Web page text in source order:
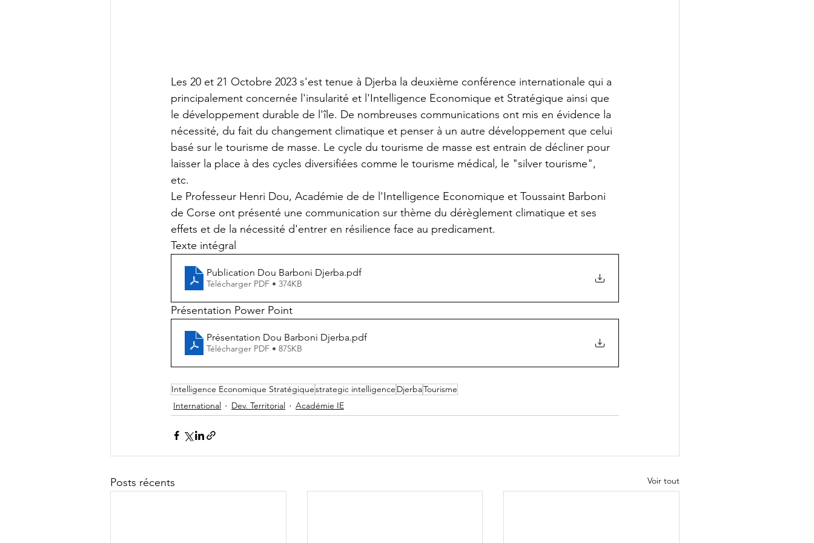
Les 20 et 21 Octobre 2023 s'est tenue à Djerba la deuxième conférence internationale qui a
principalement concernée l'insularité et l'Intelligence Economique et Stratégique ainsi que
le développement durable de l'île. De nombreuses communications ont mis en évidence la
nécessité, du fait du changement climatique et penser à un autre développement que celui
basé sur le tourisme de masse. Le cycle du tourisme de masse est entrain de décliner pour
laisser la place à des cycles diversifiées comme le tourisme médical, le "silver tourisme",
etc.
Le Professeur Henri Dou, Académie de de l'Intelligence Economique et Toussaint Barboni
de Corse ont présenté une communication sur thème du dérèglement climatique et ses
effets et de la nécessité d'entrer en résilience face au predicament.
Texte intégral
Publication Dou Barboni Djerba.pdf
Télécharger PDF • 374KB
Présentation Power Point
Présentation Dou Barboni Djerba.pdf
Télécharger PDF • 875KB
Intelligence Economique Stratégiquestrategic intelligence DjerbaTourisme
International
Dev. Territorial Académie IE
Posts récents Voir tout